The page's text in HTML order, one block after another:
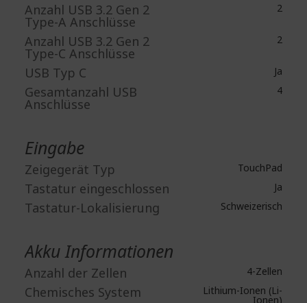
Anzahl USB 3.2 Gen 2
Type-A Anschlüsse
2
Anzahl USB 3.2 Gen 2
Type-C Anschlüsse
2
USB Typ C Ja
Gesamtanzahl USB
Anschlüsse
4
Eingabe
Zeigegerät Typ TouchPad
Tastatur eingeschlossen Ja
Tastatur-Lokalisierung Schweizerisch
Akku Informationen
Anzahl der Zellen 4-Zellen
Chemisches System Lithium-Ionen (Li-
Ionen)